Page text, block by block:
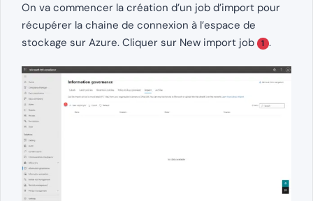
On va commencer la création d’un job d’import pour
récupérer la chaine de connexion à l’espace de
stockage sur Azure. Cliquer sur New import job
1 .